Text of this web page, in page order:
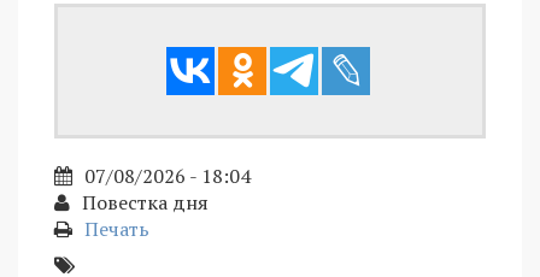
07/08/2026 - 18:04
Повестка дня
Печать